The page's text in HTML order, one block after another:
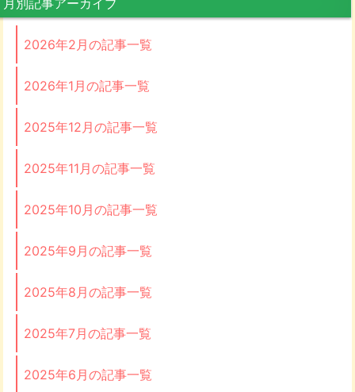
2026年2月の記事一覧
2026年1月の記事一覧
2025年12月の記事一覧
2025年11月の記事一覧
2025年10月の記事一覧
2025年9月の記事一覧
2025年8月の記事一覧
2025年7月の記事一覧
2025年6月の記事一覧